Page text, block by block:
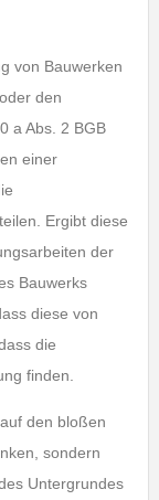
von Bauwerken
den
a Abs. 2 BGB
einer
Ergibt diese
der
Bauwerks
diese von
die
finden.
den bloßen
sondern
Untergrundes